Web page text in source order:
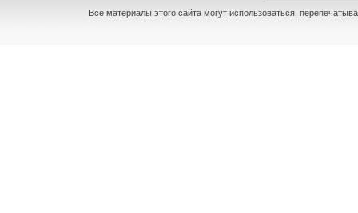
Все материалы этого сайта могут использоваться,